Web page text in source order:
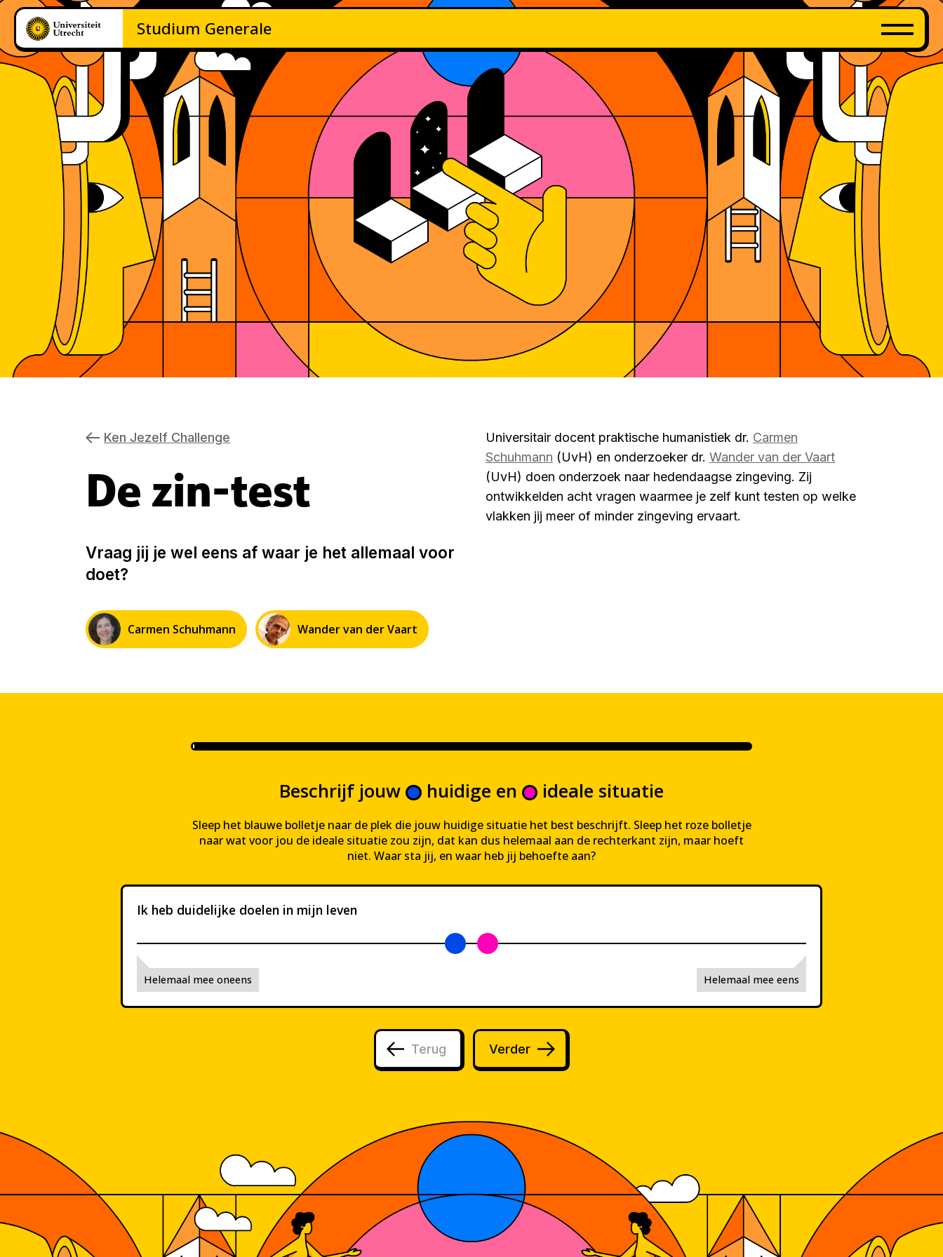
Studium Generale
Home
Ken Jezelf Challenge
De zin-test
Vraag jij je wel eens af waar je het allemaal voor
doet?
Carmen Schuhmann Wander van der Vaart
Universitair docent praktische humanistiek dr. Carmen
Schuhmann (UvH) en onderzoeker dr. Wander van der Vaart
(UvH) doen onderzoek naar hedendaagse zingeving. Zij
ontwikkelden acht vragen waarmee je zelf kunt testen op welke
vlakken jij meer of minder zingeving ervaart.
Beschrijf jouw huidige en ideale situatie
Sleep het blauwe bolletje naar de plek die jouw huidige situatie het best beschrijft. Sleep het roze bolletje
naar wat voor jou de ideale situatie zou zijn, dat kan dus helemaal aan de rechterkant zijn, maar hoeft
niet. Waar sta jij, en waar heb jij behoefte aan?
Ik heb duidelijke doelen in mijn leven
Helemaal mee oneens Helemaal mee eens